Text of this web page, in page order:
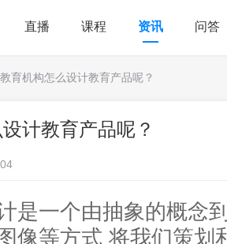
直播 课程 资讯 问答
教育机构怎么设计教育产品呢？
计教育产品呢？
是一个由抽象的概念
像等方式 将我们策